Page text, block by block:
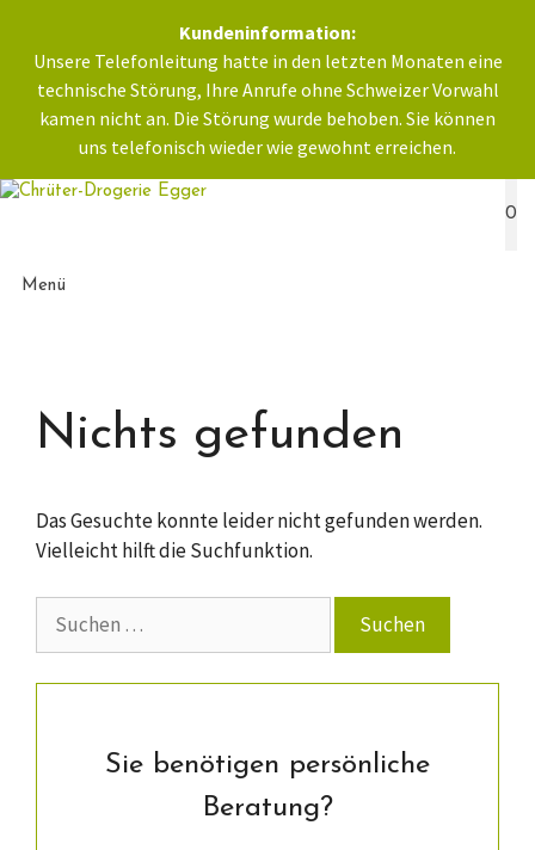
springen
Kundeninformation:
Unsere Telefonleitung hatte in den letzten Monaten eine
technische Störung, Ihre Anrufe ohne Schweizer Vorwahl
kamen nicht an. Die Störung wurde behoben. Sie können
uns telefonisch wieder wie gewohnt erreichen.
0
Menü
Nichts gefunden
Das Gesuchte konnte leider nicht gefunden werden.
Vielleicht hilft die Suchfunktion.
Suchen
nach:
Sie ­benötigen persön­liche
Beratung?